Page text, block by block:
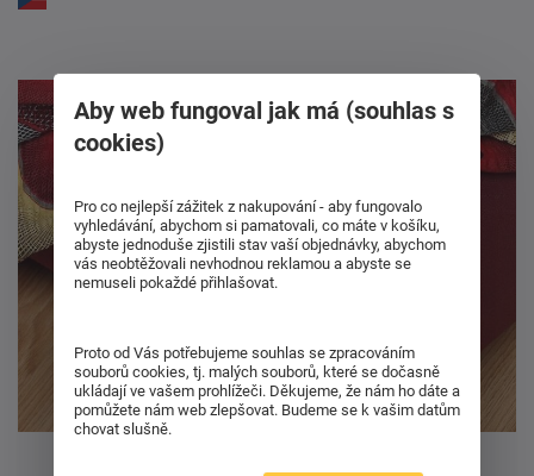
Aby web fungoval jak má (souhlas s
cookies)
Pro co nejlepší zážitek z nakupování - aby fungovalo
vyhledávání, abychom si pamatovali, co máte v košíku,
abyste jednoduše zjistili stav vaší objednávky, abychom
vás neobtěžovali nevhodnou reklamou a abyste se
nemuseli pokaždé přihlašovat.
Proto od Vás potřebujeme souhlas se zpracováním
souborů cookies, tj. malých souborů, které se dočasně
ukládají ve vašem prohlížeči. Děkujeme, že nám ho dáte a
pomůžete nám web zlepšovat. Budeme se k vašim datům
chovat slušně.